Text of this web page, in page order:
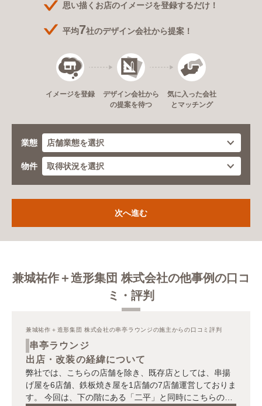
思い描くお店のイメージを登録するだけ！
平均7社のデザイン会社から提案！
イメージを登録
デザイン会社から
の提案を待つ
気に入った会社
とマッチング
業態
物件
兼城祐作＋造形集団 株式会社の他事例の口コ
ミ・評判
兼城祐作＋造形集団 株式会社の串亭ラウンジの施主からの口コミ評判
串亭ラウンジ
出店・改装の経緯について
弊社では、こちらの店舗を除き、既存店としては、串揚
げ屋を6店舗、鉄板焼き屋を1店舗の7店舗運営しておりま
す。 今回は、下の階にある「二平」と同時にこちらのお